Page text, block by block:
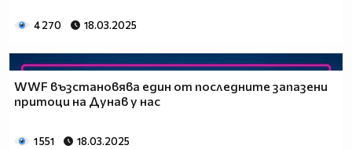
4 270 18.03.2025
WWF възстановява един от последните запазени
притоци на Дунав у нас
1 551 18.03.2025